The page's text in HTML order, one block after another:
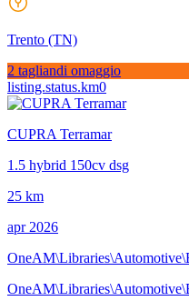
Trento (TN)
2 tagliandi omaggio
listing.status.km0
CUPRA Terramar
1.5 hybrid 150cv dsg
25 km
apr 2026